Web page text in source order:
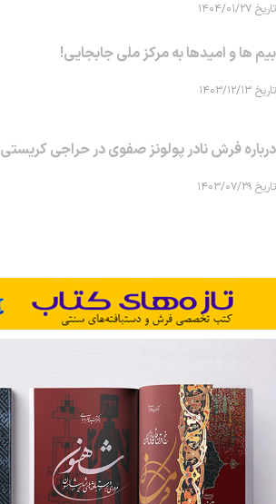
تاریخ ۱۴۰۴/۰۱/۲۷
بیم ها و امیدها به مرکز ملی جابجایی!
تاریخ ۱۴۰۳/۱۲/۱۳
درباره فرش نادر پولونز صفوی در حراجی کریستی
تاریخ ۱۴۰۳/۰۷/۲۹